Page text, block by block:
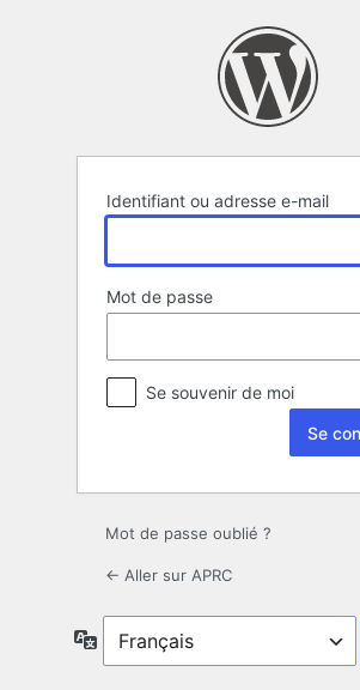
Identifiant ou adresse e-mail
Mot de passe
Se souvenir de moi
Mot de passe oublié ?
← Aller sur APRC
Langue